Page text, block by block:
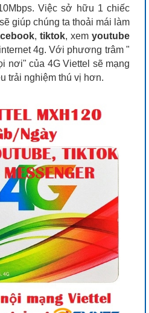
Việc sở hữu 1 chiếc
giúp chúng ta thoải mái làm
, tiktok, xem youtube
4g. Với phương trâm "
nơi" của 4G Viettel sẽ mạng
trải nghiệm thú vị hơn.